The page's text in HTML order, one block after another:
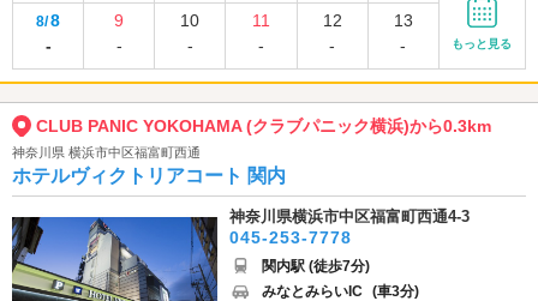
8/8
-
9
-
10
-
11
-
12
-
13
-
もっと見る
CLUB PANIC YOKOHAMA (クラブパニック横浜)から0.3km
神奈川県 横浜市中区福富町西通
ホテルヴィクトリアコート 関内
神奈川県横浜市中区福富町西通4-3
045-253-7778
関内駅 (徒歩7分)
みなとみらいIC (車3分)